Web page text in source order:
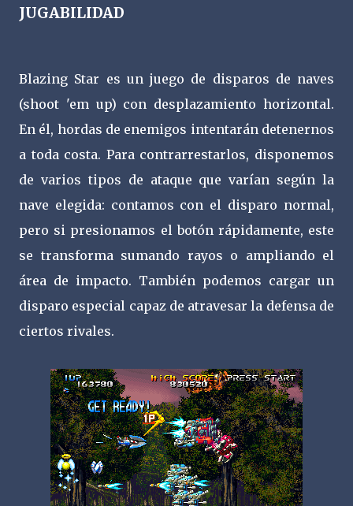
JUGABILIDAD
Blazing Star es un juego de disparos de naves
(shoot 'em up) con desplazamiento horizontal.
En él, hordas de enemigos intentarán detenernos
a toda costa. Para contrarrestarlos, disponemos
de varios tipos de ataque que varían según la
nave elegida: contamos con el disparo normal,
pero si presionamos el botón rápidamente, este
se transforma sumando rayos o ampliando el
área de impacto. También podemos cargar un
disparo especial capaz de atravesar la defensa de
ciertos rivales.